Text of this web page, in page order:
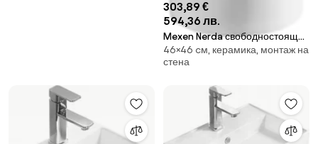
303,89 €
594,36 лв.
Mexen Nerda свободностояща
мивка 46 x 46 см, бяла -
26084600
46×46 cм, керамика, монтаж на
стена